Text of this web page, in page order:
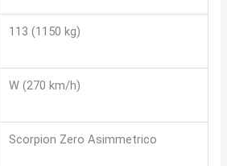
113 (1150 kg)
W (270 km/h)
Scorpion Zero Asimmetrico